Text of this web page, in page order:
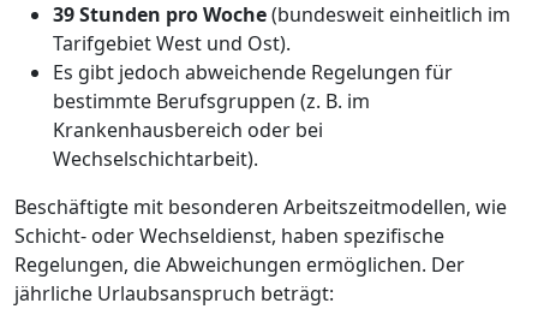
39 Stunden pro Woche(bundesweit einheitlich im
Tarifgebiet West und Ost).
Es gibt jedoch abweichende Regelungen für
bestimmte Berufsgruppen (z. B. im
Krankenhausbereich oder bei
Wechselschichtarbeit).
Beschäftigte mit besonderen Arbeitszeitmodellen, wie
Schicht- oder Wechseldienst, haben spezifische
Regelungen, die Abweichungen ermöglichen. Der
jährliche Urlaubsanspruch beträgt: